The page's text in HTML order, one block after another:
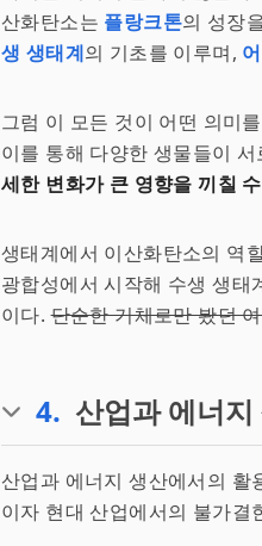
산화탄소는 플랑크톤의 성장
생 생태계의 기초를 이루며,
그럼 이 모든 것이 어떤 의미
이를 통해 다양한 생물들이
세한 변화가 큰 영향을 끼칠
생태계에서 이산화탄소의 역
광합성에서 시작해 수생 생태
이다.단순한 기체로만 봤던
4. 산업과 에너
산업과 에너지 생산에서의 활
이자 현대 산업에서의 불가